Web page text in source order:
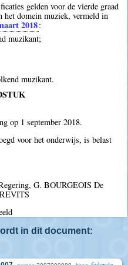
gelden voor de vierde graad
het domein muziek, vermeld in
2018:
muzikant;
muzikant.
op 1 september 2018.
voor het onderwijs, is belast
G. BOURGEOIS De
in dit document: